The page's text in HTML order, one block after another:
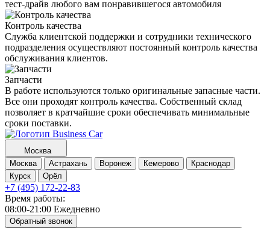
тест-драйв любого вам понравившегося автомобиля
Контроль качества
Служба клиентской поддержки и сотрудники технического
подразделения осуществляют постоянный контроль качества
обслуживания клиентов.
Запчасти
В работе используются только оригинальные запасные части.
Все они проходят контроль качества. Собственный склад
позволяет в кратчайшие сроки обеспечивать минимальные
сроки поставки.
Москва
Москва
Астрахань Воронеж Кемерово
Краснодар
Курск
Орёл
+7 (495) 172-22-83
Время работы:
08:00-21:00 Ежедневно
Обратный звонок